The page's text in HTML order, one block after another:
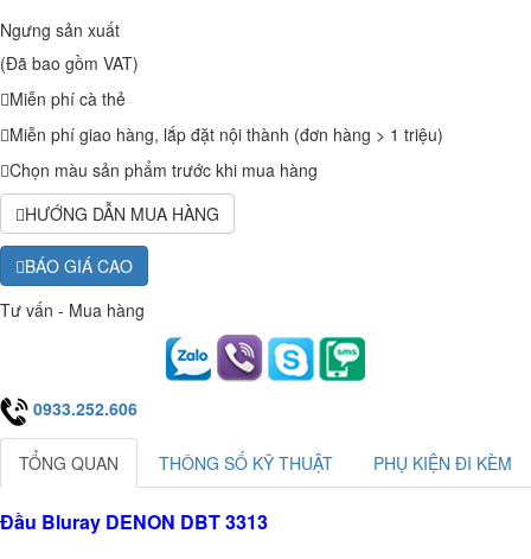
Ngưng sản xuất
(Đã bao gồm VAT)
Miễn phí cà thẻ
Miễn phí giao hàng, lắp đặt nội thành (đơn hàng > 1 triệu)
Chọn màu sản phẩm trước khi mua hàng
HƯỚNG DẪN MUA HÀNG
BÁO GIÁ CAO
Tư vấn - Mua hàng
0933.252.606
TỔNG QUAN THÔNG SỐ KỸ THUẬT PHỤ KIỆN ĐI KÈM
Đầu Bluray DENON DBT 3313